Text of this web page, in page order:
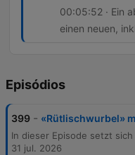
00:05:52 · Ein
einen neuen,
Episódios
399 - «Rütlischwurbel»
31 jul. 2026